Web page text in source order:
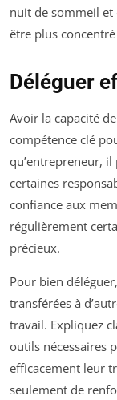
nuit de sommeil
être plus
Déléguer
Avoir la capacité de
compétence clé
qu’entrepreneur,
certaines
confiance aux
régulièrement
précieux.
Pour bien
transférées à
travail. Expliquez
outils nécessaires
efficacement leur
seulement de